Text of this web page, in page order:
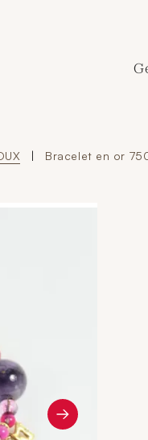
Municipal de Paris
| Bracelet en or